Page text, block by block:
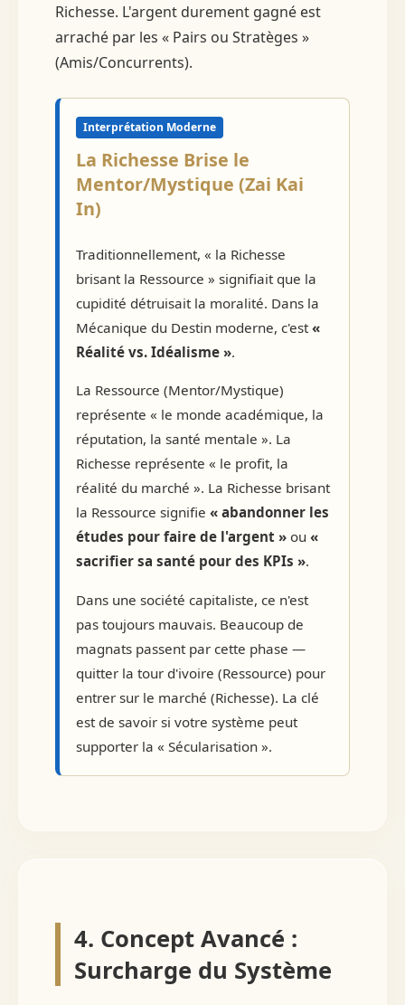
Richesse. L'argent durement gagné est
arraché par les « Pairs ou Stratèges »
(Amis/Concurrents).
Interprétation Moderne
La Richesse Brise le
Mentor/Mystique (Zai Kai
In)
Traditionnellement, « la Richesse
brisant la Ressource » signifiait que la
cupidité détruisait la moralité. Dans la
Mécanique du Destin moderne, c'est«
Réalité vs. Idéalisme ».
La Ressource (Mentor/Mystique)
représente « le monde académique, la
réputation, la santé mentale ». La
Richesse représente « le profit, la
réalité du marché ». La Richesse brisant
la Ressource signifie « abandonner les
études pour faire de l'argent » ou «
sacrifier sa santé pour des KPIs ».
Dans une société capitaliste, ce n'est
pas toujours mauvais. Beaucoup de
magnats passent par cette phase —
quitter la tour d'ivoire (Ressource) pour
entrer sur le marché (Richesse). La clé
est de savoir si votre système peut
supporter la « Sécularisation ».
4. Concept Avancé :
Surcharge du Système